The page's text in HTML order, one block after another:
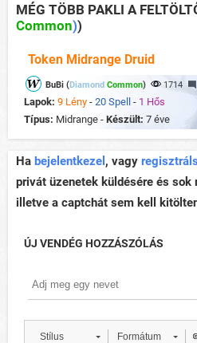
MÉG TÖBB PAKLI A
Common))
Token Midrange Druid
BuBi (Diamond Common) 1714
Lapok: 9 Lény - 20 Spell - 1 Hős
Típus: Midrange - Készült: 7 éve
Ha bejelentkezel , vagy
privát üzenetek küldésére és
illetve a captchát sem kell
ÚJ VENDÉG HOZZÁSZÓLÁS
Stílus Formátum